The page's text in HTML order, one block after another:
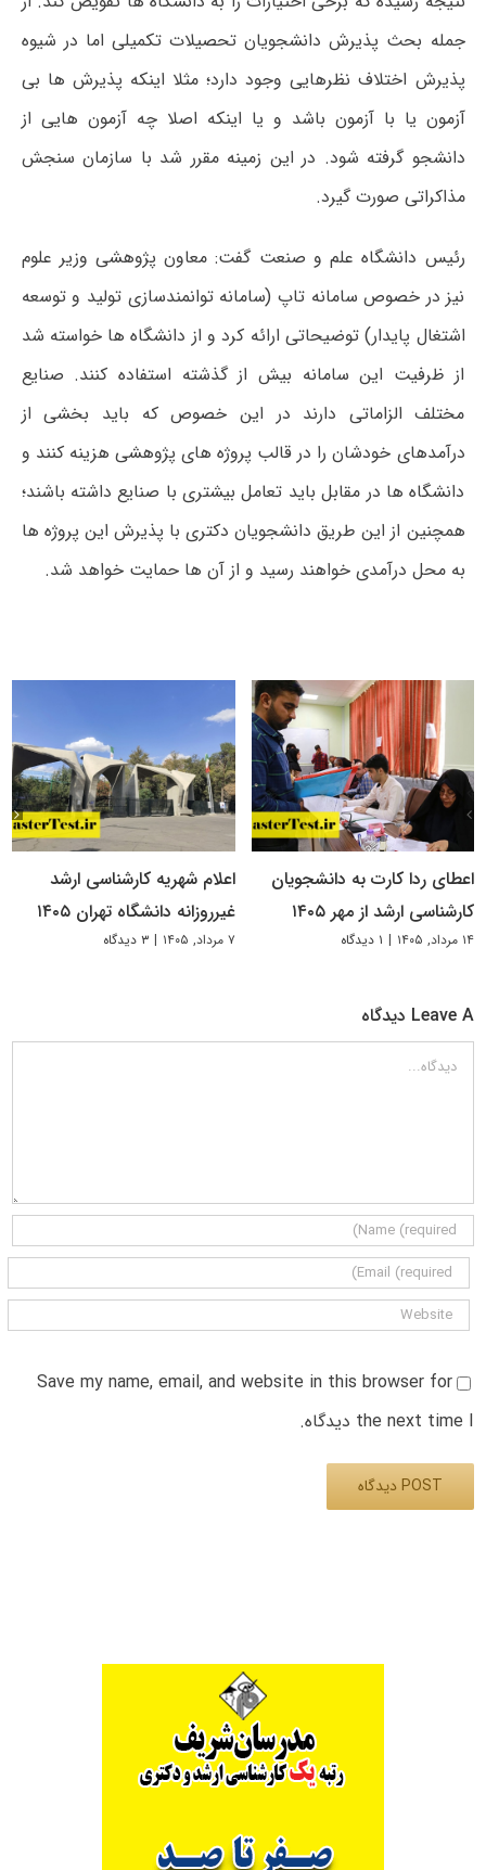
جمله بحث پذیرش دانشجویان تحصیلات تکمیلی اما در شیوه
پذیرش اختلاف نظرهایی وجود دارد؛ مثلا اینکه پذیرش ها بی
آزمون یا با آزمون باشد و یا اینکه اصلا چه آزمون هایی از
دانشجو گرفته شود. در این زمینه مقرر شد با سازمان سنجش
مذاکراتی صورت گیرد.
رئیس دانشگاه علم و صنعت گفت: معاون پژوهشی وزیر علوم
نیز در خصوص سامانه تاپ (سامانه توانمندسازی تولید و توسعه
اشتغال پایدار) توضیحاتی ارائه کرد و از دانشگاه ها خواسته شد
از ظرفیت این سامانه بیش از گذشته استفاده کنند. صنایع
مختلف الزاماتی دارند در این خصوص که باید بخشی از
درآمدهای خودشان را در قالب پروژه های پژوهشی هزینه کنند و
دانشگاه ها در مقابل باید تعامل بیشتری با صنایع داشته باشند؛
همچنین از این طریق دانشجویان دکتری با پذیرش این پروژه ها
به محل درآمدی خواهند رسید و از آن ها حمایت خواهد شد.
اعطای ردا کارت به دانشجویان
کارشناسی ارشد از مهر ۱۴۰۵
۱۴ مرداد, ۱۴۰۵ | ۱ دیدگاه
اعلام شهریه کارشناسی ارشد
غیرروزانه دانشگاه تهران ۱۴۰۵
۷ مرداد, ۱۴۰۵ | ۳ دیدگاه
Leave A دیدگاه
دیدگاه
Save my name, email, and website in this browser for
the next time I دیدگاه.